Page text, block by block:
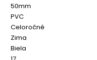
50mm
PVC
Celoročné
Zima
Biela